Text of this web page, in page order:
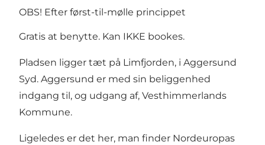
OBS! Efter først-til-mølle princippet
Gratis at benytte. Kan IKKE bookes.
Pladsen ligger tæt på Limfjorden, i Aggersund
Syd. Aggersund er med sin beliggenhed
indgang til, og udgang af, Vesthimmerlands
Kommune.
Ligeledes er det her, man finder Nordeuropas